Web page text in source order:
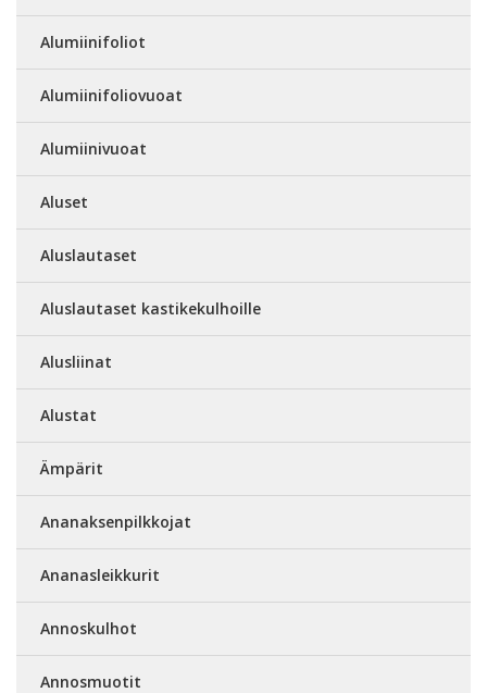
Alumiinifoliot
Alumiinifoliovuoat
Alumiinivuoat
Aluset
Aluslautaset
Aluslautaset kastikekulhoille
Alusliinat
Alustat
Ämpärit
Ananaksenpilkkojat
Ananasleikkurit
Annoskulhot
Annosmuotit